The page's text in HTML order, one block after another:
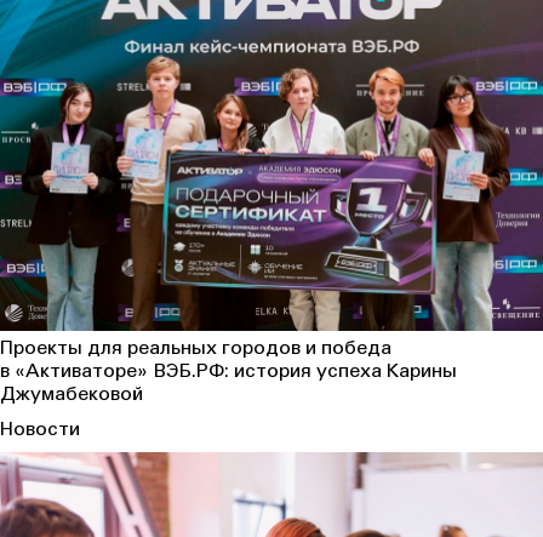
Проекты для реальных городов и победа
в «Активаторе» ВЭБ.РФ: история успеха Карины
Джумабековой
Новости